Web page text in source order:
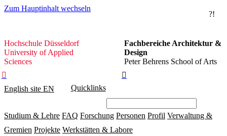
Zum Hauptinhalt wechseln
?!
Hochschule
Düsseldorf
Hochschule Düsseldorf
University of Applied
Sciences
Fachbereiche Architektur &
Design
Peter Behrens School of Arts


English site EN Quicklinks
Studium & Lehre FAQ Forschung Personen Profil Verwaltung &
Gremien Projekte Werkstätten & Labore